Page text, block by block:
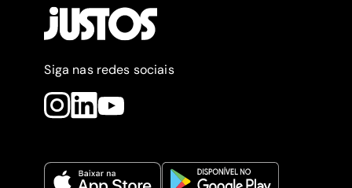
Siga nas redes sociais